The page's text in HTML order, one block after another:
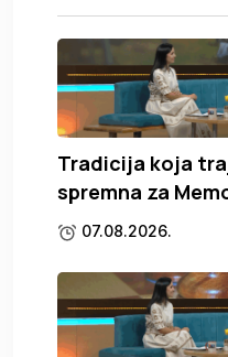
Tradicija koja
spremna za
07.08.2026.